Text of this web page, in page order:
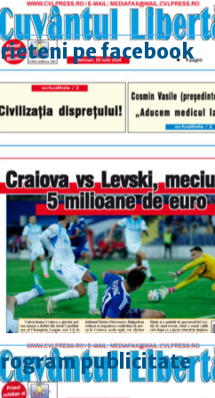
pe facebook
publicitate